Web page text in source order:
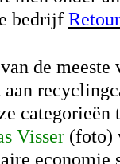
bedrijf
de meeste
categorieën
Visser (foto)
economie